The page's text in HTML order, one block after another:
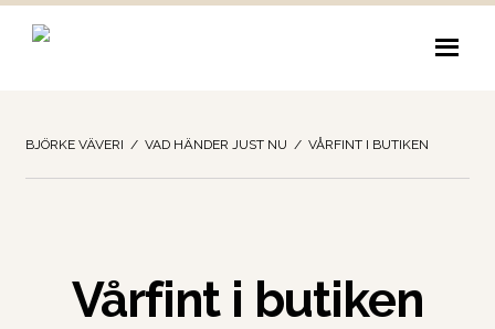
Hoppa
Hoppa
BJÖRKE VÄVERI / VAD HÄNDER JUST NU / VÅRFINT I BUTIKEN
Vårfint i butiken